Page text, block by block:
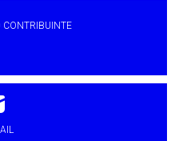
CONTRIBUINTE